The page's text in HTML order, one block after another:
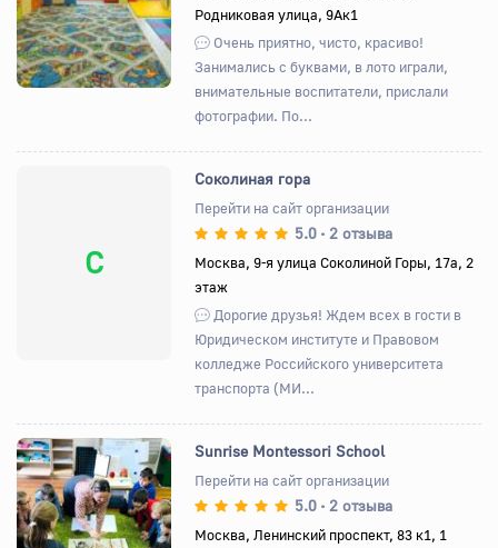
Родниковая улица, 9Ак1
Очень приятно, чисто, красиво!
Занимались с буквами, в лото играли,
внимательные воспитатели, прислали
фотографии. По...
С
Соколиная гора
Перейти на сайт организации
5.0 • 2 отзыва
Москва, 9-я улица Соколиной Горы, 17а, 2
этаж
Дорогие друзья! Ждем всех в гости в
Юридическом институте и Правовом
колледже Российского университета
транспорта (МИ...
Назад Вперед
Sunrise Montessori School
Перейти на сайт организации
5.0 • 2 отзыва
Москва, Ленинский проспект, 83 к1, 1